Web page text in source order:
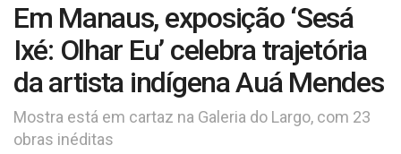
Em Manaus, exposição ‘Sesá
Ixé: Olhar Eu’ celebra trajetória
da artista indígena Auá Mendes
Mostra está em cartaz na Galeria do Largo, com 23
obras inéditas